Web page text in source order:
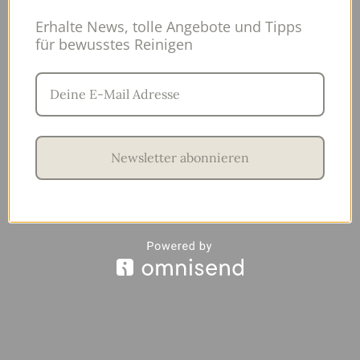
Erhalte News, tolle Angebote und Tipps
für bewusstes Reinigen
Newsletter abonnieren